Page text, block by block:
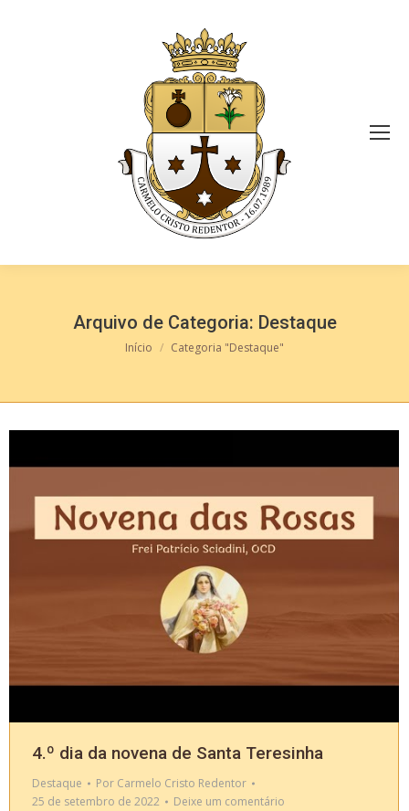
Arquivo de Categoria: Destaque
Você está aqui:
Início Categoria "Destaque"
4.º dia da novena de Santa Teresinha
Destaque Por Carmelo Cristo Redentor
25 de setembro de 2022
Deixe um comentário